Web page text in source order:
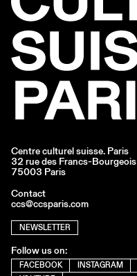
Centre culturel suisse. Paris
32 rue des Francs-Bourgeois
75003 Paris
Contact
ccs@ccsparis.com
NEWSLETTER
Follow us on:
FACEBOOK INSTAGRAM